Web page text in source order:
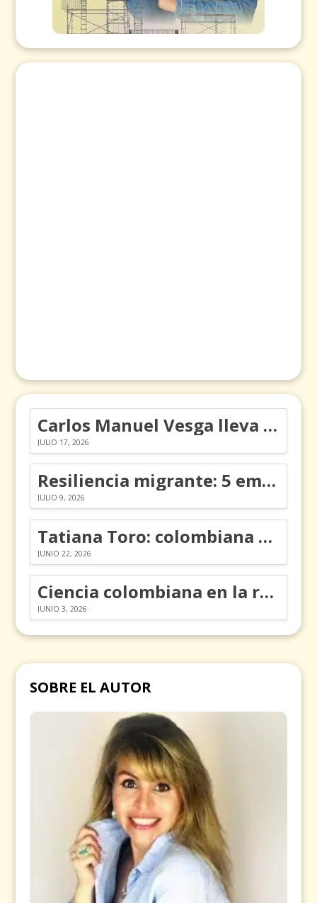
Carlos Manuel Vesga lleva el nombre de Colombia a los Emmy
JULIO 17, 2026
Resiliencia migrante: 5 emociones y cómo gestionarlas
JULIO 9, 2026
Tatiana Toro: colombiana que cambió la historia de las matemáticas
JUNIO 22, 2026
Ciencia colombiana en la revolución de los órganos en chips
JUNIO 3, 2026
SOBRE EL AUTOR